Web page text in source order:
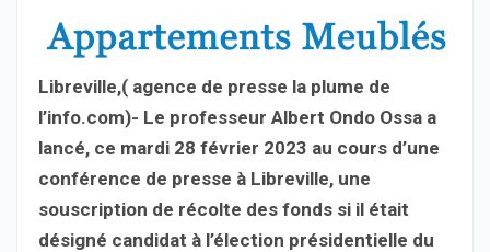
Libreville,( agence de presse la plume de
l’info.com)- Le professeur Albert Ondo Ossa a
lancé, ce mardi 28 février 2023 au cours d’une
conférence de presse à Libreville, une
souscription de récolte des fonds si il était
désigné candidat à l’élection présidentielle du